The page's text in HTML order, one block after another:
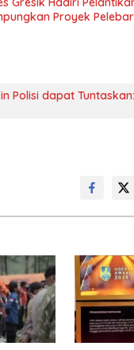
Proyek
Polisi dapat